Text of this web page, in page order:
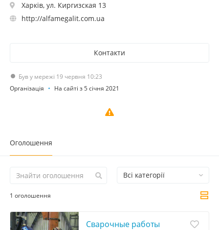
Харків, ул. Киргизская 13
http://alfamegalit.com.ua
Контакти
Був у мережі 19 червня 10:23
Організація
На сайті з 5 січня 2021
Оголошення
Всі категорії
1 оголошення
Сварочные работы